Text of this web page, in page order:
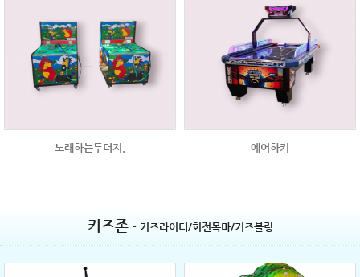
노래하는두더지. 에어하키
키즈존 - 키즈라이더/회전목마/키즈볼링